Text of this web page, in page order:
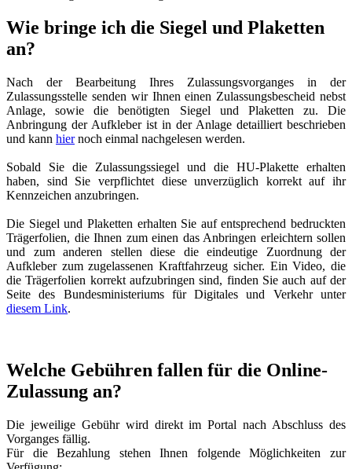
Wie bringe ich die Siegel und Plaketten
an?
Nach der Bearbeitung Ihres Zulassungsvorganges in der
Zulassungsstelle senden wir Ihnen einen Zulassungsbescheid nebst
Anlage, sowie die benötigten Siegel und Plaketten zu. Die
Anbringung der Aufkleber ist in der Anlage detailliert beschrieben
und kann hiernoch einmal nachgelesen werden.
Sobald Sie die Zulassungssiegel und die HU-Plakette erhalten
haben, sind Sie verpflichtet diese unverzüglich korrekt auf ihr
Kennzeichen anzubringen.
Die Siegel und Plaketten erhalten Sie auf entsprechend bedruckten
Trägerfolien, die Ihnen zum einen das Anbringen erleichtern sollen
und zum anderen stellen diese die eindeutige Zuordnung der
Aufkleber zum zugelassenen Kraftfahrzeug sicher. Ein Video, die
die Trägerfolien korrekt aufzubringen sind, finden Sie auch auf der
Seite des Bundesministeriums für Digitales und Verkehr unter
diesem Link.
Welche Gebühren fallen für die Online-
Zulassung an?
Die jeweilige Gebühr wird direkt im Portal nach Abschluss des
Vorganges fällig.
Für die Bezahlung stehen Ihnen folgende Möglichkeiten zur